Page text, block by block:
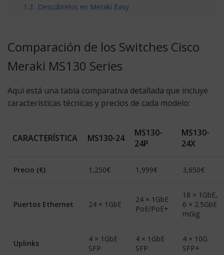
1.3. Descúbrelos en Meraki Easy
Comparación de los Switches Cisco
Meraki MS130 Series
Aquí está una tabla comparativa detallada que incluye
características técnicas y precios de cada modelo:
CARACTERÍSTICA MS130-24
MS130-
24P
MS130-
24X
Precio (€) 1,250€ 1,999€ 3,650€
Puertos Ethernet 24 × 1GbE
24 × 1GbE
PoE/PoE+
18 × 1GbE,
6 × 2.5GbE
mGig
Uplinks
4 × 1GbE
SFP
4 × 1GbE
SFP
4 × 10G
SFP+